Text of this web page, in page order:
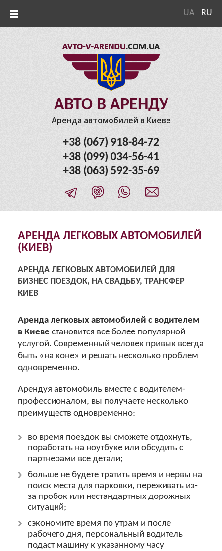
UA RU
АВТО В АРЕНДУ
Аренда автомобилей в Киеве
+38 (067) 918-84-72
+38 (099) 034-56-41
+38 (063) 592-35-69
АРЕНДА ЛЕГКОВЫХ АВТОМОБИЛЕЙ
(КИЕВ)
АРЕНДА ЛЕГКОВЫХ АВТОМОБИЛЕЙ ДЛЯ
БИЗНЕС ПОЕЗДОК, НА СВАДЬБУ, ТРАНСФЕР
КИЕВ
Аренда легковых автомобилей с водителем
в Киеве становится все более популярной
услугой. Современный человек привык всегда
быть «на коне» и решать несколько проблем
одновременно.
Арендуя автомобиль вместе с водителем-
профессионалом, вы получаете несколько
преимуществ одновременно:
во время поездок вы сможете отдохнуть,
поработать на ноутбуке или обсудить с
партнерами все детали;
больше не будете тратить время и нервы на
поиск места для парковки, переживать из-
за пробок или нестандартных дорожных
ситуаций;
сэкономите время по утрам и после
рабочего дня, персональный водитель
подаст машину к указанному часу